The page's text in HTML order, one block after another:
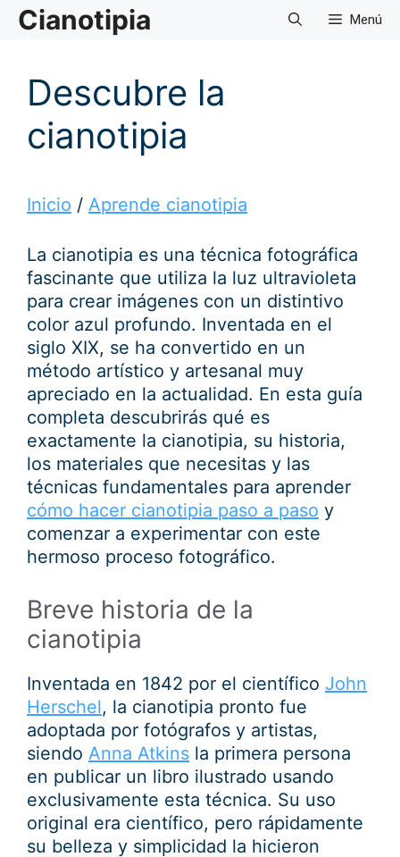
Saltar
Cianotipia Menú
Descubre la
cianotipia
Inicio / Aprende cianotipia
La cianotipia es una técnica fotográfica
fascinante que utiliza la luz ultravioleta
para crear imágenes con un distintivo
color azul profundo. Inventada en el
siglo XIX, se ha convertido en un
método artístico y artesanal muy
apreciado en la actualidad. En esta guía
completa descubrirás qué es
exactamente la cianotipia, su historia,
los materiales que necesitas y las
técnicas fundamentales para aprender
cómo hacer cianotipia paso a paso y
comenzar a experimentar con este
hermoso proceso fotográfico.
Breve historia de la
cianotipia
Inventada en 1842 por el científico John
Herschel, la cianotipia pronto fue
adoptada por fotógrafos y artistas,
siendo Anna Atkins la primera persona
en publicar un libro ilustrado usando
exclusivamente esta técnica. Su uso
original era científico, pero rápidamente
su belleza y simplicidad la hicieron